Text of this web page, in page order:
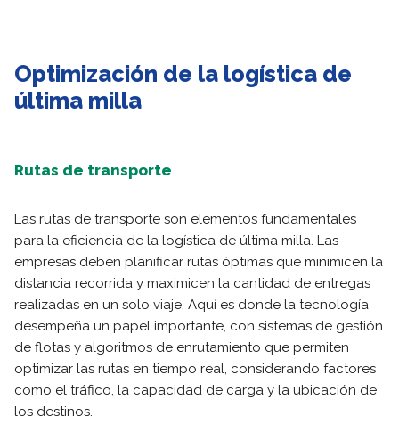
Optimización de la logística de
última milla
Rutas de transporte
Las rutas de transporte son elementos fundamentales
para la eficiencia de la logística de última milla. Las
empresas deben planificar rutas óptimas que minimicen la
distancia recorrida y maximicen la cantidad de entregas
realizadas en un solo viaje. Aquí es donde la tecnología
desempeña un papel importante, con sistemas de gestión
de flotas y algoritmos de enrutamiento que permiten
optimizar las rutas en tiempo real, considerando factores
como el tráfico, la capacidad de carga y la ubicación de
los destinos.